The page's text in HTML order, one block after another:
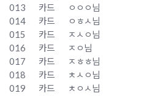
013
카드
ㅇㅇㅇ님
014
카드
ㅇㅎㅅ님
015
카드
ㅈㅅㅇ님
016
카드
ㅈㅇ님
017
카드
ㅈㅎㅎ님
018
카드
ㅊㅅㅇ님
019
카드
ㅊㅇㅅ님